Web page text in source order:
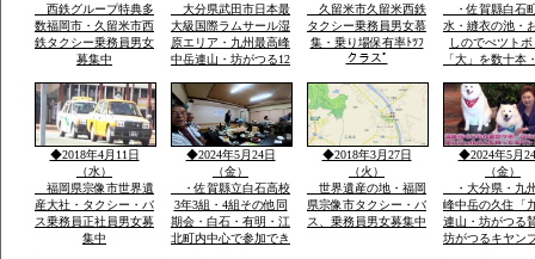
西鉄グループ特典多
数福岡市・久留米市西
鉄タクシー乗務員男女
募集中
大分県武田市日本最
大級国際ラムサール湿
原エリア・九州最高峰
中岳連山・坊がつる12
院温泉山荘・山頂の
峰々は白い雪と樹氷に
なり春・夏とは別の山
と自然が表現され気持
ち良さです
久留米市久留米西鉄
タクシー乗務員男女慕
集・乗り場保有率ﾄﾂﾌ
クラスﾟ
・佐賀縣白石
水・縫衣の池・
しのでぺツト
「大」を数十本
う魔法の水だそ
す・白石平野の
玉ねぎ畑と近く
水堂さん・須古
稲佐神社妻山神
ります
◆2018年4月11日
（水）
福岡県宗像市世界遺
産大社・タクシー・バ
ス乗務員正社員男女募
集中
◆2024年5月24日
（金）
・佐賀縣立白石高校
3年3組・4組その他同
期会・白石・有明・江
北町内中心で参加でき
◆2018年3月27日
（火）
世界遺産の地・福岡
県宗像市タクシー・バ
ス、乗務員男女募集中
◆2024年5月
（金）
・大分県・九
峰中岳の久住「
連山・坊がつる
坊がつるキヤン